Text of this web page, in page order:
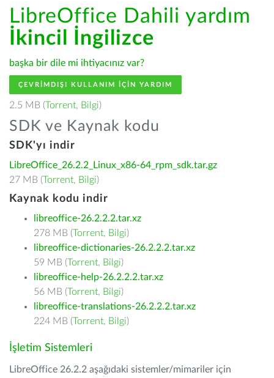
LibreOffice Dahili yardım
İkincil İngilizce
başka bir dile mi ihtiyacınız var?
ÇEVRIMDIŞI KULLANIM IÇIN YARDIM
2.5 MB (Torrent, Bilgi)
SDK ve Kaynak kodu
SDK'yı indir
LibreOffice_26.2.2_Linux_x86-64_rpm_sdk.tar.gz
27 MB (Torrent, Bilgi)
Kaynak kodu indir
libreoffice-26.2.2.2.tar.xz
278 MB (Torrent, Bilgi)
libreoffice-dictionaries-26.2.2.2.tar.xz
59 MB (Torrent, Bilgi)
libreoffice-help-26.2.2.2.tar.xz
56 MB (Torrent, Bilgi)
libreoffice-translations-26.2.2.2.tar.xz
224 MB (Torrent, Bilgi)
İşletim Sistemleri
LibreOffice 26.2.2 aşağıdaki sistemler/mimariler için